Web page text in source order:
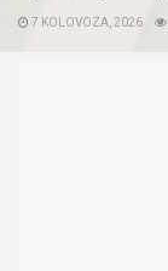
7 KOLOVOZA, 2026